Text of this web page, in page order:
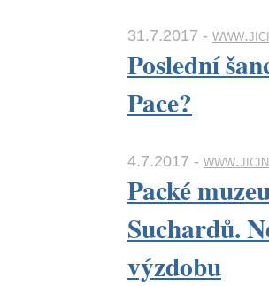
31.7.2017 -
Poslední
Pace?
4.7.2017 -
Packé
Suchardů.
výzdobu